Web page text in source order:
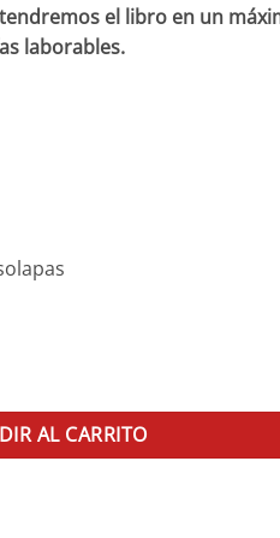
el libro en un
laborables.
AL CARRITO